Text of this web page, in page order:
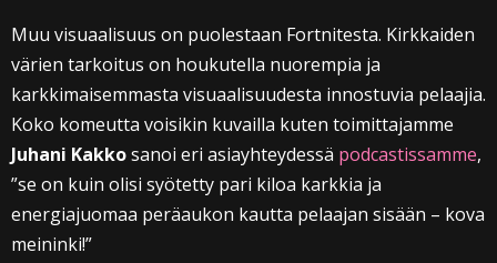
Muu visuaalisuus on puolestaan Fortnitesta. Kirkkaiden
värien tarkoitus on houkutella nuorempia ja
karkkimaisemmasta visuaalisuudesta innostuvia pelaajia.
Koko komeutta voisikin kuvailla kuten toimittajamme
Juhani Kakkosanoi eri asiayhteydessä podcastissamme,
”se on kuin olisi syötetty pari kiloa karkkia ja
energiajuomaa peräaukon kautta pelaajan sisään – kova
meininki!”